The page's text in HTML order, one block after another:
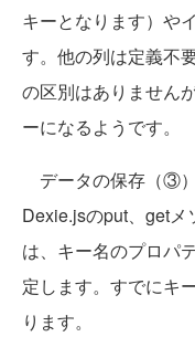
キーとなります）や
す。他の列は定義不
の区別はありません
ーになるようです。
データの保存（③
Dexie.jsのput、getメ
は、キー名のプロパ
定します。すでにキ
ります。